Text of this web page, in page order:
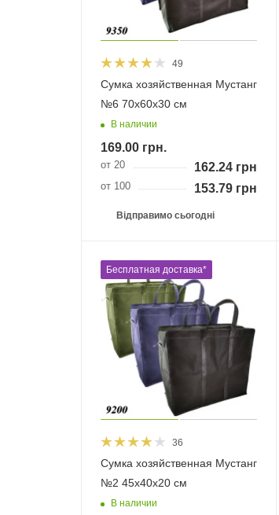
49
Сумка хозяйственная Мустанг
№6 70х60х30 см
В наличии
169.00 грн.
от 20 162.24грн.
от 100 153.79грн.
Відправимо сьогодні
Бесплатная доставка*
36
Сумка хозяйственная Мустанг
№2 45х40х20 см
В наличии